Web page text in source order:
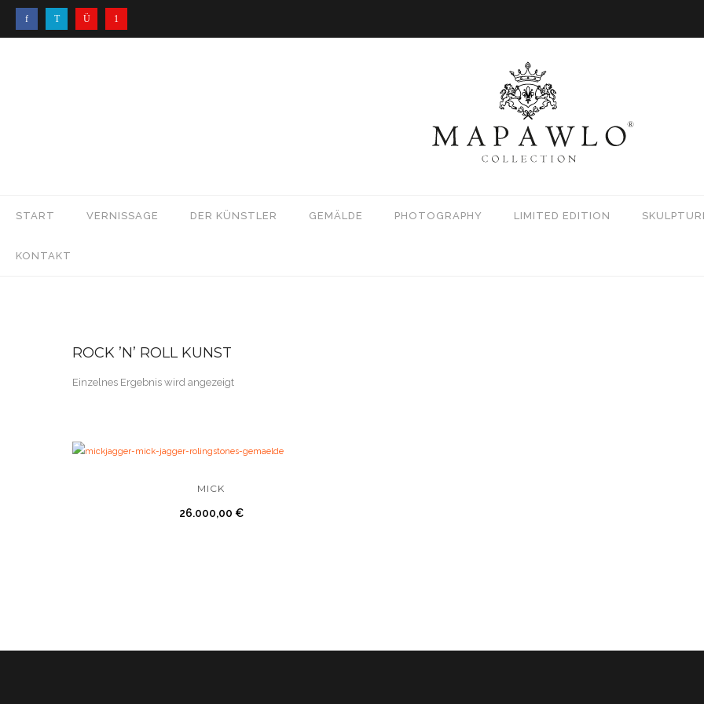
START VERNISSAGE DER KÜNSTLER GEMÄLDE PHOTOGRAPHY LIMITED EDITION
KONTAKT
ROCK ’N’ ROLL KUNST
Einzelnes Ergebnis wird angezeigt
MICK
26.000,00 €